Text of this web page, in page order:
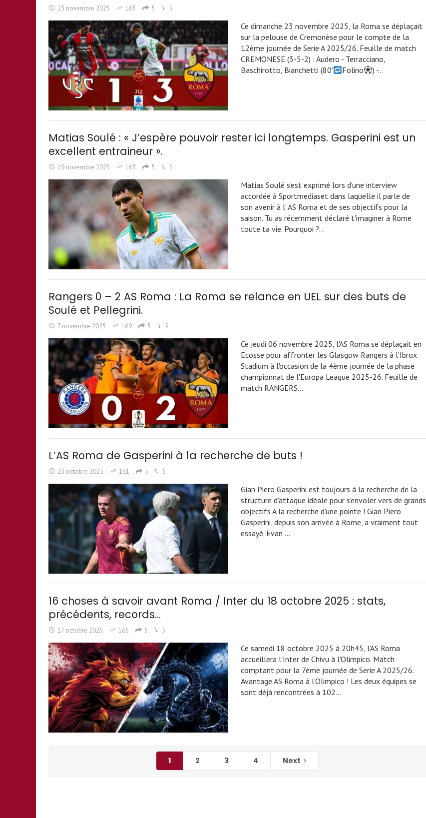
23 novembre 2025 165 5 5
Ce dimanche 23 novembre 2025, la Roma se déplaçait
sur la pelouse de Cremonèse pour le compte de la
12ème journée de Serie A 2025/26. Feuille de match
CREMONESE (3-5-2) : Audero - Terracciano,
Baschirotto, Bianchetti (80'
Folino ) -…
Matias Soulé : « J’espère pouvoir rester ici longtemps. Gasperini est un
excellent entraineur ».
19 novembre 2025 163 5 5
Matias Soulé s'est exprimé lors d'une interview
accordée à Sportmediaset dans laquelle il parle de
son avenir à l' AS Roma et de ses objectifs pour la
saison. Tu as récemment déclaré t'imaginer à Rome
toute ta vie. Pourquoi ?…
Rangers 0 – 2 AS Roma : La Roma se relance en UEL sur des buts de
Soulé et Pellegrini.
7 novembre 2025 169 5 5
Ce jeudi 06 novembre 2025, l'AS Roma se déplaçait en
Ecosse pour affronter les Glasgow Rangers à l'Ibrox
Stadium à l'occasion de la 4ème journée de la phase
championnat de l'Europa League 2025-26. Feuille de
match RANGERS…
L’AS Roma de Gasperini à la recherche de buts !
23 octobre 2025 161 5 5
Gian Piero Gasperini est toujours à la recherche de la
structure d'attaque idéale pour s'envoler vers de grands
objectifs A la recherche d'une pointe ! Gian Piero
Gasperini, depuis son arrivée à Rome, a vraiment tout
essayé. Evan …
16 choses à savoir avant Roma / Inter du 18 octobre 2025 : stats,
précédents, records…
17 octobre 2025 165 5 5
Ce samedi 18 octobre 2025 à 20h45, l'AS Roma
accueillera l'Inter de Chivu à l'Olimpico. Match
comptant pour la 7ème journée de Serie A 2025/26.
Avantage AS Roma à l'Olimpico ! Les deux équipes se
sont déjà rencontrées à 102…
1 2 3 4 Next